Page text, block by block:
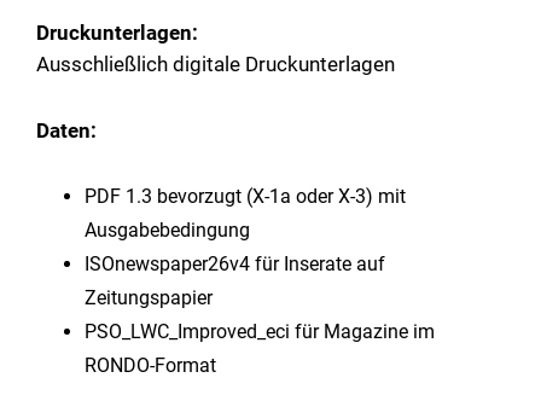
Druckunterlagen:
Ausschließlich digitale Druckunterlagen
Daten:
PDF 1.3 bevorzugt (X-1a oder X-3) mit
Ausgabebedingung
ISOnewspaper26v4 für Inserate auf
Zeitungspapier
PSO_LWC_Improved_eci für Magazine im
RONDO-Format